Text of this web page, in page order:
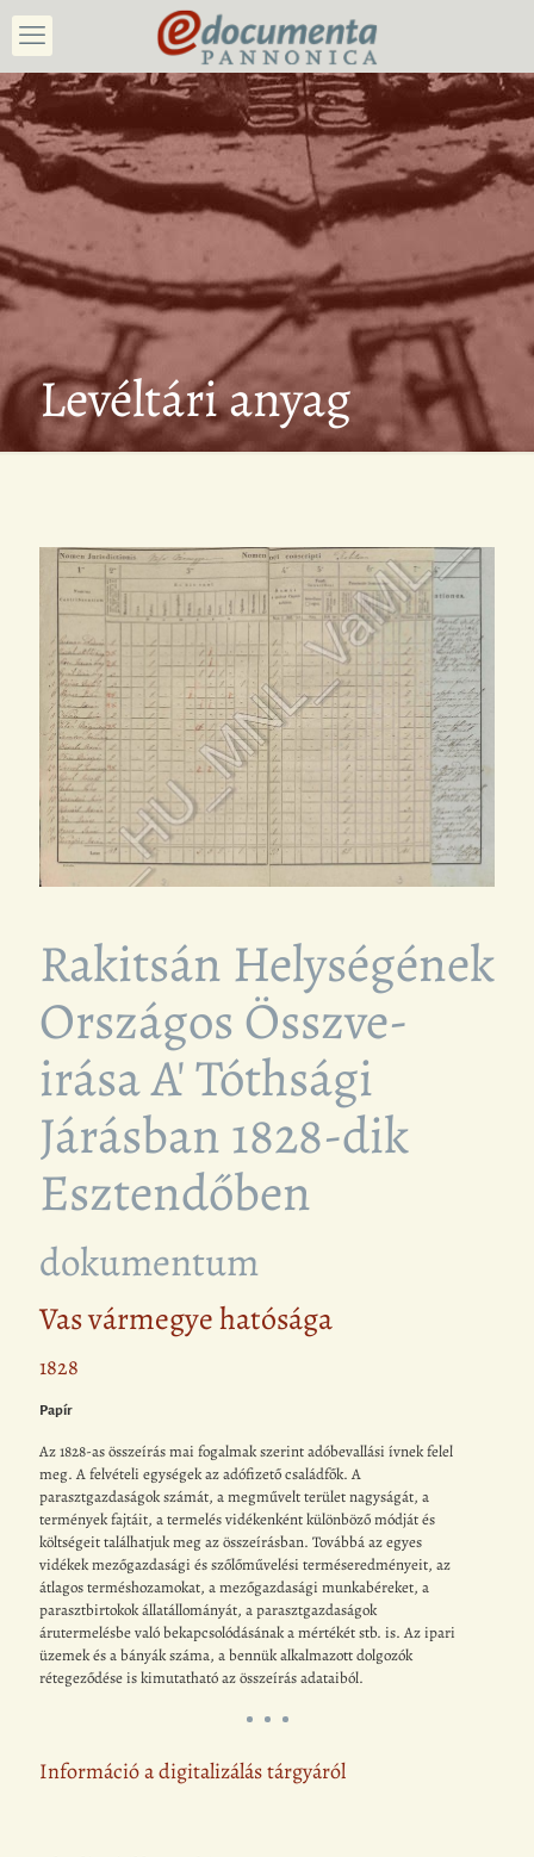
Levéltári anyag
Rakitsán Helységének
Országos Összve-
irása A' Tóthsági
Járásban 1828-dik
Esztendőben
dokumentum
Vas vármegye hatósága
1828
Papír
Az 1828-as összeírás mai fogalmak szerint adóbevallási ívnek felel
meg. A felvételi egységek az adófizető családfők. A
parasztgazdaságok számát, a megművelt terület nagyságát, a
termények fajtáit, a termelés vidékenként különböző módját és
költségeit találhatjuk meg az összeírásban. Továbbá az egyes
vidékek mezőgazdasági és szőlőművelési terméseredményeit, az
átlagos terméshozamokat, a mezőgazdasági munkabéreket, a
parasztbirtokok állatállományát, a parasztgazdaságok
árutermelésbe való bekapcsolódásának a mértékét stb. is. Az ipari
üzemek és a bányák száma, a bennük alkalmazott dolgozók
rétegeződése is kimutatható az összeírás adataiból.
Információ a digitalizálás tárgyáról